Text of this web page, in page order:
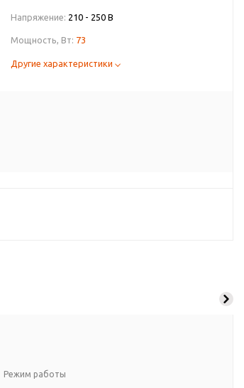
Напряжение: 210 - 250 В
Мощность, Вт: 73
Другие характеристики
Режим работы